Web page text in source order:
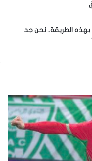
الطريقة.. نحن جد